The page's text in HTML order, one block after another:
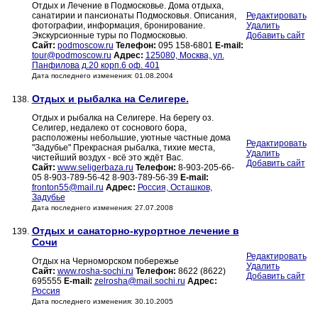
Отдых и Лечение в Подмосковье. Дома отдыха,
санатирии и пансионаты Подмосковья. Описания,
фотографии, информация, бронирование.
Экскурсионные туры по Подмосковью.
Сайт: podmoscow.ru Телефон: 095 158-6801 E-mail:
tour@podmoscow.ru Адрес: 125080, Москва, ул.
Панфилова д.20 корп.6 оф. 401
Дата последнего изменения: 01.08.2004
Редактировать
Удалить
Добавить сайт
138. Отдых и рыбалка на Селигере.
Отдых и рыбалка на Селигере. На берегу оз.
Селигер, недалеко от соснового бора,
расположены небольшие, уютные частные дома
"Задубье" Прекрасная рыбалка, тихие места,
чистейший воздух - всё это ждёт Вас.
Сайт: www.seligerbaza.ru Телефон: 8-903-205-66-
05 8-903-789-56-42 8-903-789-56-39 E-mail:
fronton55@mail.ru Адрес: Россия, Осташков,
Задубье
Дата последнего изменения: 27.07.2008
Редактировать
Удалить
Добавить сайт
139. Отдых и санаторно-курортное лечение в
Сочи
Отдых на Черноморском побережье
Сайт: www.rosha-sochi.ru Телефон: 8622 (8622)
695555 E-mail: zelrosha@mail.sochi.ru Адрес:
Россия
Дата последнего изменения: 30.10.2005
Редактировать
Удалить
Добавить сайт